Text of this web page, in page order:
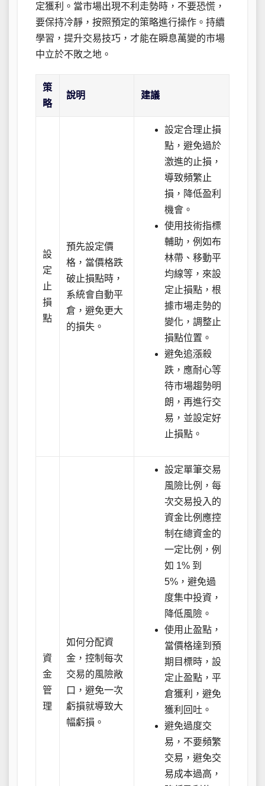
定獲利。當市場出現不利走勢時，不要恐慌，
要保持冷靜，按照預定的策略進行操作。持續
學習，提升交易技巧，才能在瞬息萬變的市場
中立於不敗之地。
策
略
說明 建議
設
定
止
損
點
預先設定價
格，當價格跌
破止損點時，
系統會自動平
倉，避免更大
的損失。
設定合理止損
點，避免過於
激進的止損，
導致頻繁止
損，降低盈利
機會。
使用技術指標
輔助，例如布
林帶、移動平
均線等，來設
定止損點，根
據市場走勢的
變化，調整止
損點位置。
避免追漲殺
跌，應耐心等
待市場趨勢明
朗，再進行交
易，並設定好
止損點。
資
金
管
理
如何分配資
金，控制每次
交易的風險敞
口，避免一次
虧損就導致大
幅虧損。
設定單筆交易
風險比例，每
次交易投入的
資金比例應控
制在總資金的
一定比例，例
如 1% 到
5%，避免過
度集中投資，
降低風險。
使用止盈點，
當價格達到預
期目標時，設
定止盈點，平
倉獲利，避免
獲利回吐。
避免過度交
易，不要頻繁
交易，避免交
易成本過高，